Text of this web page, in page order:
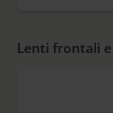
Lenti frontali